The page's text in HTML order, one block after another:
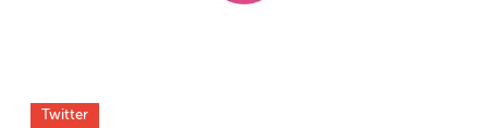
Twitter